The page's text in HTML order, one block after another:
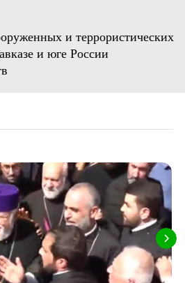
и террористических
и юге России